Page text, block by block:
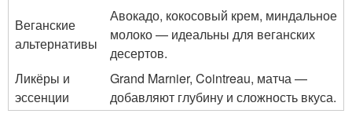
Веганские
альтернативы
Авокадо, кокосовый крем, миндальное
молоко — идеальны для веганских
десертов.
Ликёры и
эссенции
Grand Marnier, Cointreau, матча —
добавляют глубину и сложность вкуса.